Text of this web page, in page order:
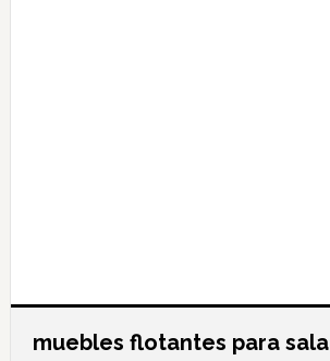
muebles flotantes para sala